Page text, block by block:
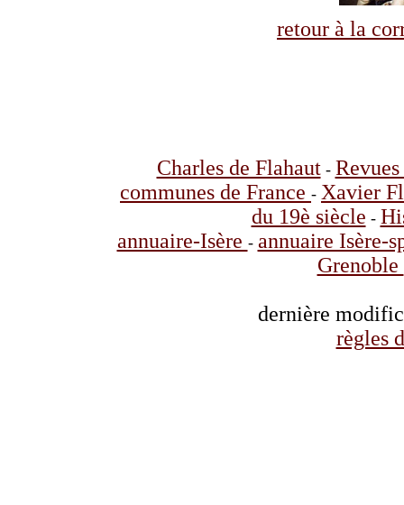
retour à la
Charles de Flahaut-
communes de France - Xavier
du 19è siècle -
annuaire-Isère - annuaire Isère-
Grenoble
dernière
règles